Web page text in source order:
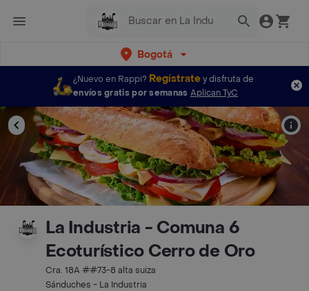
Bogotá
¿Nuevo en Rappi? Regístratey disfruta de
envíos gratis por semanas Aplican TyC
La Industria - Comuna 6
Ecoturístico Cerro de Oro
Cra. 18A ##73-8 alta suiza
Sánduches - La Industria